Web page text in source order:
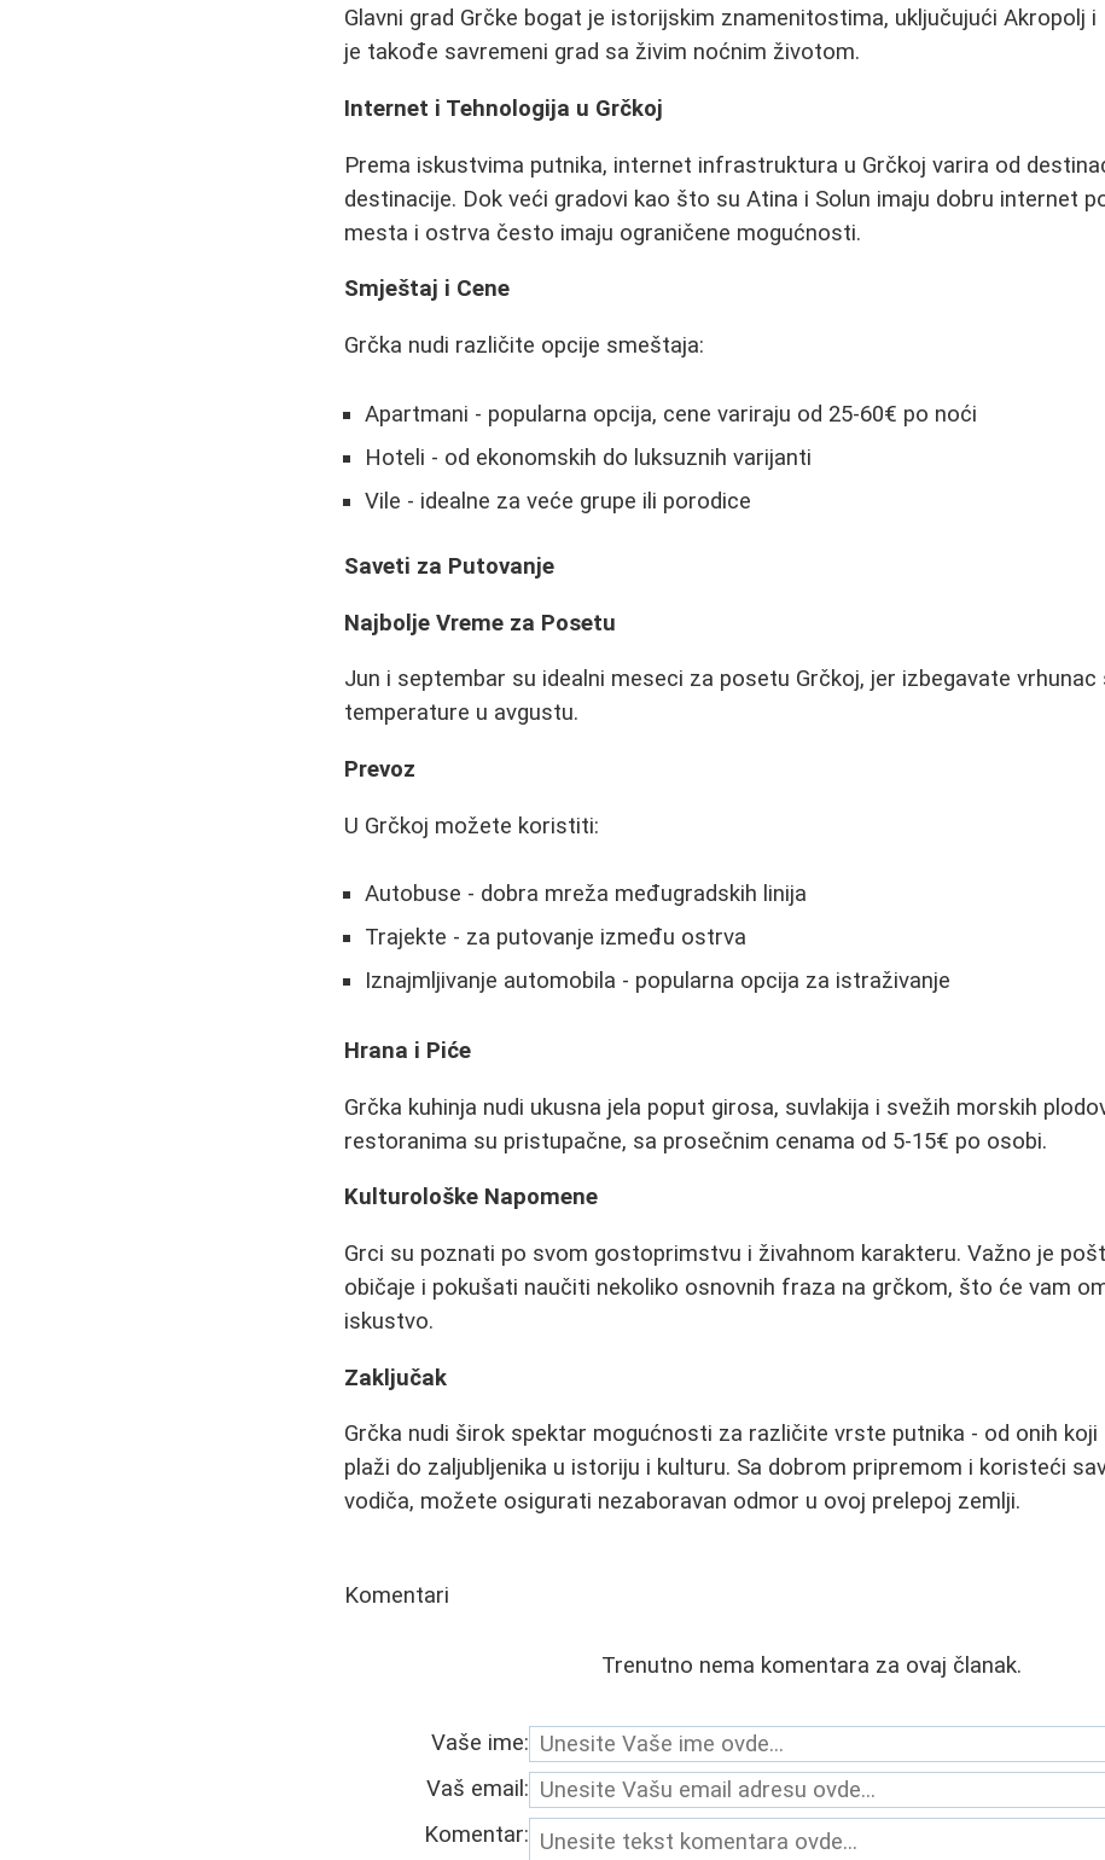
Glavni grad Grčke bogat je istorijskim znamenitostima, uključujući Akropolj i
je takođe savremeni grad sa živim noćnim životom.
Internet i Tehnologija u Grčkoj
Prema iskustvima putnika, internet infrastruktura u Grčkoj varira od
destinacije. Dok veći gradovi kao što su Atina i Solun imaju dobru internet
mesta i ostrva često imaju ograničene mogućnosti.
Smještaj i Cene
Grčka nudi različite opcije smeštaja:
Apartmani - popularna opcija, cene variraju od 25-60€ po noći
Hoteli - od ekonomskih do luksuznih varijanti
Vile - idealne za veće grupe ili porodice
Saveti za Putovanje
Najbolje Vreme za Posetu
Jun i septembar su idealni meseci za posetu Grčkoj, jer izbegavate vrhunac
temperature u avgustu.
Prevoz
U Grčkoj možete koristiti:
Autobuse - dobra mreža međugradskih linija
Trajekte - za putovanje između ostrva
Iznajmljivanje automobila - popularna opcija za istraživanje
Hrana i Piće
Grčka kuhinja nudi ukusna jela poput girosa, suvlakija i svežih morskih
restoranima su pristupačne, sa prosečnim cenama od 5-15€ po osobi.
Kulturološke Napomene
Grci su poznati po svom gostoprimstvu i živahnom karakteru. Važno je
običaje i pokušati naučiti nekoliko osnovnih fraza na grčkom, što će vam
iskustvo.
Zaključak
Grčka nudi širok spektar mogućnosti za različite vrste putnika - od onih
plaži do zaljubljenika u istoriju i kulturu. Sa dobrom pripremom i koristeći
vodiča, možete osigurati nezaboravan odmor u ovoj prelepoj zemlji.
Komentari
Trenutno nema komentara za ovaj članak.
Vaše ime:
Vaš email:
Komentar: